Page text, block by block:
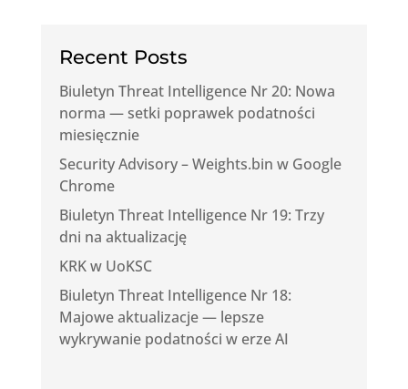
Recent Posts
Biuletyn Threat Intelligence Nr 20: Nowa
norma — setki poprawek podatności
miesięcznie
Security Advisory – Weights.bin w Google
Chrome
Biuletyn Threat Intelligence Nr 19: Trzy
dni na aktualizację
KRK w UoKSC
Biuletyn Threat Intelligence Nr 18:
Majowe aktualizacje — lepsze
wykrywanie podatności w erze AI